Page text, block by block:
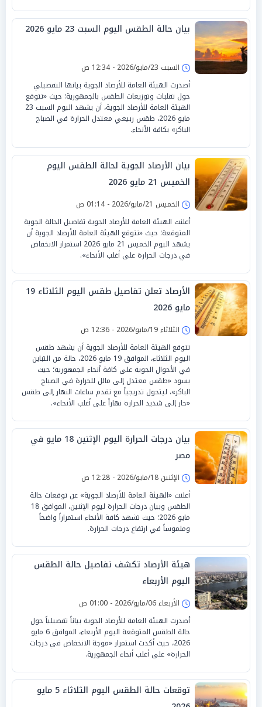
بيان حالة الطقس اليوم السبت 23 مايو 2026
السبت 23/مايو/2026 - 12:34 ص
أصدرت الهيئة العامة للأرصاد الجوية بيانها التفصيلي
حول تقلبات وتوزيعات الطقس بالجمهورية؛ حيث «تتوقع
الهيئة العامة للأرصاد الجوية، أن يشهد اليوم السبت 23
مايو 2026، طقس ربيعي معتدل الحرارة في الصباح
الباكر» بكافة الأنحاء.
بيان الأرصاد الجوية لحالة الطقس اليوم
الخميس 21 مايو 2026
الخميس 21/مايو/2026 - 01:14 ص
أعلنت الهيئة العامة للأرصاد الجوية تفاصيل الحالة الجوية
المتوقعة؛ حيث «تتوقع الهيئة العامة للأرصاد الجوية أن
يشهد اليوم الخميس 21 مايو 2026 استمرار الانخفاض
في درجات الحرارة على أغلب الأنحاء».
الأرصاد تعلن تفاصيل طقس اليوم الثلاثاء 19
مايو 2026
الثلاثاء 19/مايو/2026 - 12:36 ص
تتوقع الهيئة العامة للأرصاد الجوية أن يشهد طقس
اليوم الثلاثاء، الموافق 19 مايو 2026، حالة من التباين
في الأحوال الجوية على كافة أنحاء الجمهورية؛ حيث
يسود «طقس معتدل إلى مائل للحرارة في الصباح
الباكر»، ليتحول تدريجياً مع تقدم ساعات النهار إلى طقس
«حار إلى شديد الحرارة نهاراً على أغلب الأنحاء».
بيان درجات الحرارة اليوم الإثنين 18 مايو في
مصر
الإثنين 18/مايو/2026 - 12:28 ص
أعلنت «الهيئة العامة للأرصاد الجوية» عن توقعات حالة
الطقس وبيان درجات الحرارة ليوم الإثنين، الموافق 18
مايو 2026؛ حيث تشهد كافة الأنحاء استمراراً واضحاً
وملموساً في ارتفاع درجات الحرارة.
هيئة الأرصاد تكشف تفاصيل حالة الطقس
اليوم الأربعاء
الأربعاء 06/مايو/2026 - 01:00 ص
أصدرت الهيئة العامة للأرصاد الجوية بياناً تفصيلياً حول
حالة الطقس المتوقعة اليوم الأربعاء، الموافق 6 مايو
2026، حيث أكدت استمرار «موجة الانخفاض في درجات
الحرارة» على أغلب أنحاء الجمهورية.
توقعات حالة الطقس اليوم الثلاثاء 5 مايو